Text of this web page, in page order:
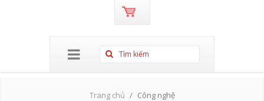
Trang chủ Công nghệ